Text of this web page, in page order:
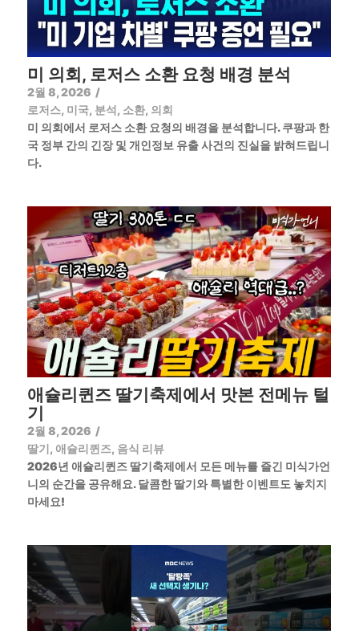
미 의회, 로저스 소환 요청 배경 분석
2월 8, 2026 /
로저스, 미국, 분석, 소환, 의회
미 의회에서 로저스 소환 요청의 배경을 분석합니다. 쿠팡과 한
국 정부 간의 긴장 및 개인정보 유출 사건의 진실을 밝혀드립니
다.
애슐리퀸즈 딸기축제에서 맛본 전메뉴 털
기
2월 8, 2026 /
딸기, 애슐리퀸즈, 음식 리뷰
2026년 애슐리퀸즈 딸기축제에서 모든 메뉴를 즐긴 미식가언
니의 순간을 공유해요. 달콤한 딸기와 특별한 이벤트도 놓치지
마세요!